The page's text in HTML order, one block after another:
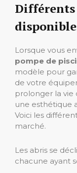
Différents
Lorsque vous
pompe de
modèle pour
de votre
prolonger la
une esthétique
Voici les
marché.
Les abris se
chacune ayant